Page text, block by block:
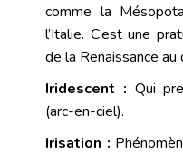
comme la
l’Italie. C’est une
de la Renaissance au
Iridescent : Qui
(arc-en-ciel).
Irisation :